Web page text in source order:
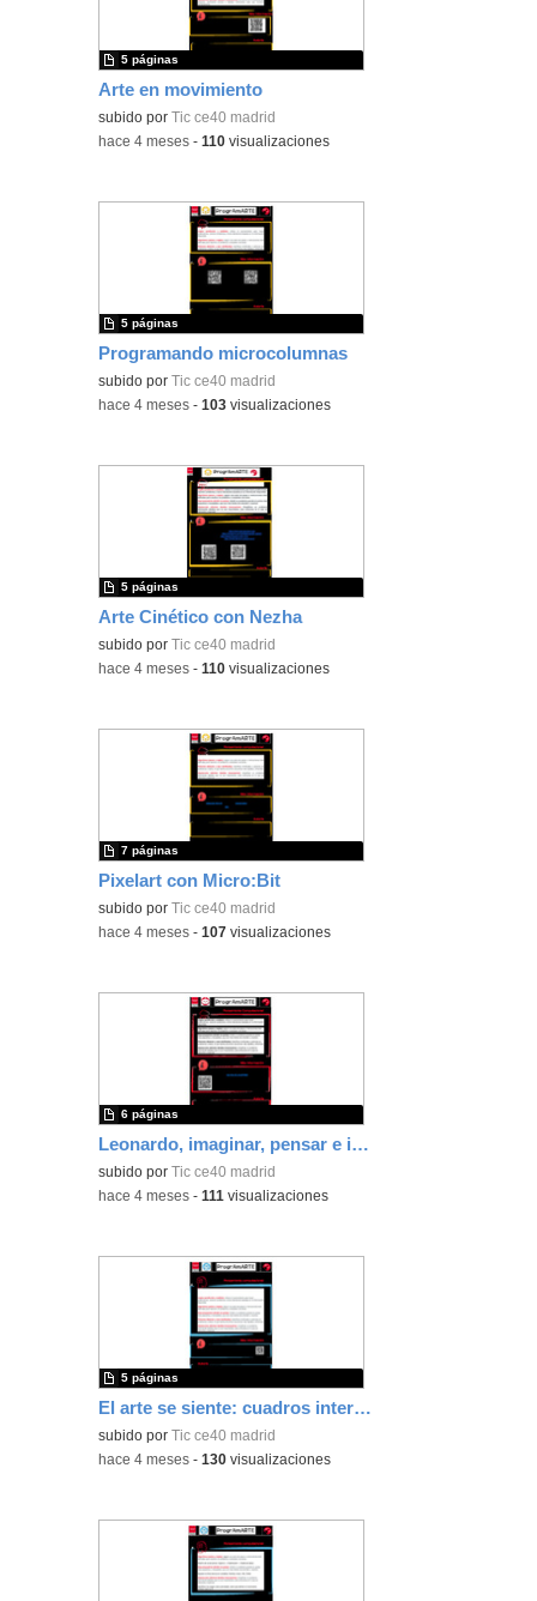
Arte en movimiento
subido por Tic ce40 madrid
5 páginas
-hace 4 meses -110 visualizaciones
Programando microcolumnas
subido por Tic ce40 madrid
5 páginas
-hace 4 meses -103 visualizaciones
Arte Cinético con Nezha
subido por Tic ce40 madrid
5 páginas
-hace 4 meses -110 visualizaciones
Pixelart con Micro:Bit
subido por Tic ce40 madrid
7 páginas
-hace 4 meses -107 visualizaciones
Leonardo, imaginar, pensar e inventar
subido por Tic ce40 madrid
6 páginas
-hace 4 meses -111 visualizaciones
El arte se siente: cuadros interactivos con Micro:Bit
subido por Tic ce40 madrid
5 páginas
-hace 4 meses -130 visualizaciones